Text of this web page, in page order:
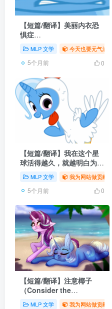
【短篇/翻译】美丽内衣恐
惧症
（MLP 文学 今天也要元气满满
5个月前 0
【短篇/翻译】我在这个星
球活得越久，就越明白为什
么公鸡早上打鸣。
MLP 文学 我为网站做贡献
5个月前 0
【短篇/翻译】注意椰子
（Consider the
Coconut）
MLP 文学 我为网站做贡献